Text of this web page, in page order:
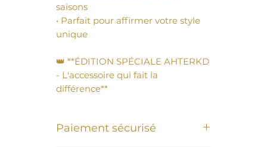
saisons
• Parfait pour affirmer votre style
unique
👑 **ÉDITION SPÉCIALE AHTERKD
- L'accessoire qui fait la
différence**
Paiement sécurisé